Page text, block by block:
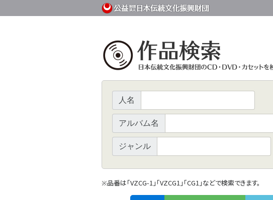
人名
アルバム名
ジャンル
※品番は「VZCG-1」「VZCG1」「CG1」などで検索できます。